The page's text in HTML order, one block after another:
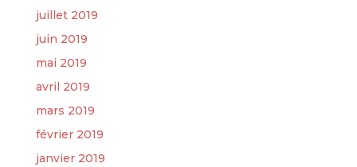
juillet 2019
juin 2019
mai 2019
avril 2019
mars 2019
février 2019
janvier 2019